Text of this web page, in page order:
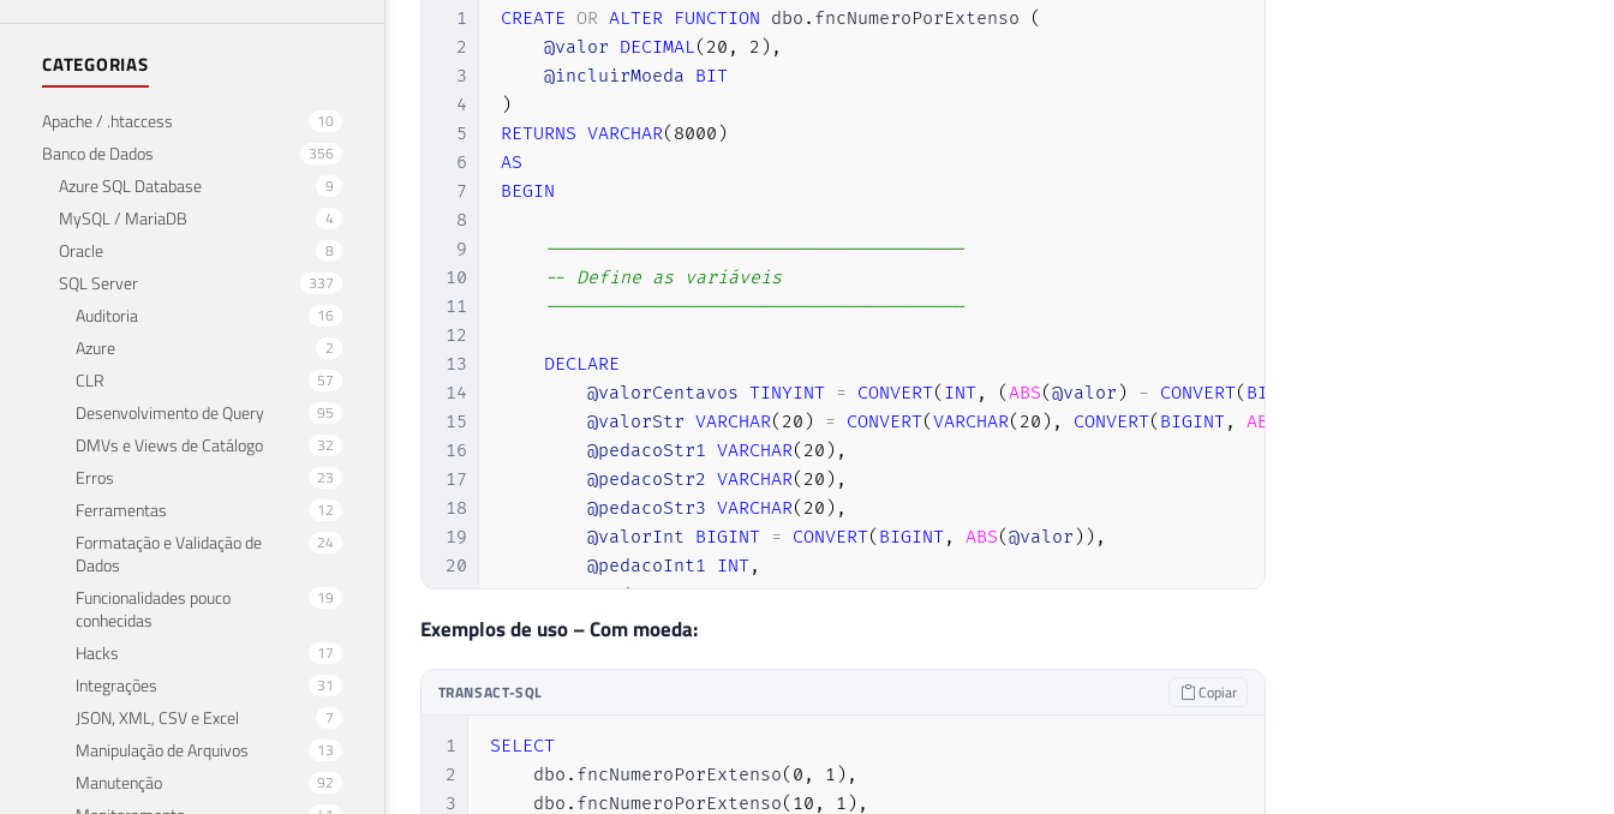
CATEGORIAS
Apache / .htaccess 10
Banco de Dados 356
Azure SQL Database 9
MySQL / MariaDB 4
Oracle 8
SQL Server 337
Auditoria 16
Azure 2
CLR 57
Desenvolvimento de Query 95
DMVs e Views de Catálogo 32
Erros 23
Ferramentas 12
Formatação e Validação de
Dados
24
Funcionalidades pouco
conhecidas
19
Hacks 17
Integrações 31
JSON, XML, CSV e Excel 7
Manipulação de Arquivos 13
Manutenção 92
1
2
3
4
5
6
7
8
9
10
11
12
13
14
15
16
17
18
19
20
21
22
24
26
27
28
CREATE OR ALTER FUNCTION dbo . fncNumeroPorExtenso
(
@valor DECIMAL( 20 , 2 ) ,
@incluirMoeda BIT
)
RETURNS VARCHAR( 8000 )
AS
BEGIN
---------------------------------------
-- Define as variáveis
---------------------------------------
DECLARE
@valorCentavos TINYINT = CONVERT( INT, (ABS(@valor ) - CONVERT( BIGINT
@valorStr VARCHAR( 20 ) = CONVERT(VARCHAR( 20 ) , CONVERT( BIGINT, ABS
@pedacoStr1 VARCHAR( 20 ) ,
@pedacoStr2 VARCHAR( 20 ) ,
@pedacoStr3 VARCHAR( 20 ) ,
@valorInt BIGINT = CONVERT( BIGINT, ABS(@valor ) ) ,
@pedacoInt1 INT,
@pedacoInt2 INT,
@pedacoInt3
IF (@valor = 0)
BEGIN
Exemplos de uso – Com moeda:
TRANSACT-SQL Copiar
1
2
3
SELECT
    dbo
. fncNumeroPorExtenso( 0 , 1 ) ,
    dbo
. fncNumeroPorExtenso( 10 , 1 ) ,